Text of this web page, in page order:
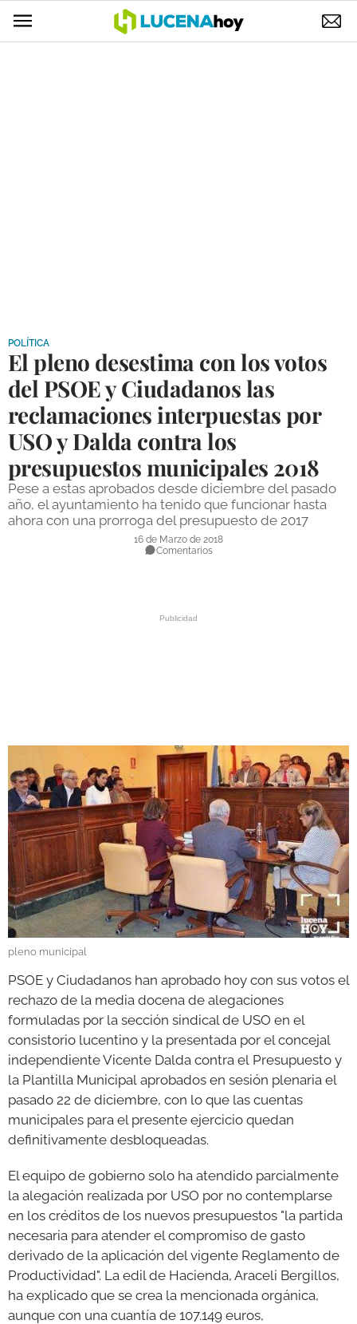
DEPORTES
COMPETICIONES
DEPORTE BASE
OPINIÓN
VENTANA CIUDADANA
POLÍTICA
El pleno desestima con los votos
del PSOE y Ciudadanos las
reclamaciones interpuestas por
USO y Dalda contra los
presupuestos municipales 2018
Pese a estas aprobados desde diciembre del pasado
año, el ayuntamiento ha tenido que funcionar hasta
ahora con una prorroga del presupuesto de 2017
16 de Marzo de 2018
Comentarios
pleno municipal
PSOE y Ciudadanos han aprobado hoy con sus votos el
rechazo de la media docena de alegaciones
formuladas por la sección sindical de USO en el
consistorio lucentino y la presentada por el concejal
independiente Vicente Dalda contra el Presupuesto y
la Plantilla Municipal aprobados en sesión plenaria el
pasado 22 de diciembre, con lo que las cuentas
municipales para el presente ejercicio quedan
definitivamente desbloqueadas.
El equipo de gobierno solo ha atendido parcialmente
la alegación realizada por USO por no contemplarse
en los créditos de los nuevos presupuestos "la partida
necesaria para atender el compromiso de gasto
derivado de la aplicación del vigente Reglamento de
Productividad". La edil de Hacienda, Araceli Bergillos,
ha explicado que se crea la mencionada orgánica,
aunque con una cuantía de 107.149 euros,